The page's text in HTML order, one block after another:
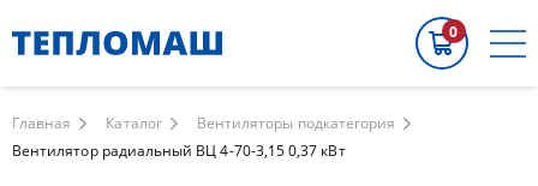
0
Главная Каталог
Вентиляторы подкатегория
Вентилятор радиальный ВЦ 4-70-3,15 0,37 кВт